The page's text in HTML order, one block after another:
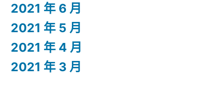
2021 年 6 月
2021 年 5 月
2021 年 4 月
2021 年 3 月